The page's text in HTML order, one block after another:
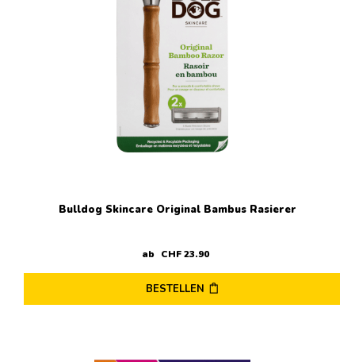
Bulldog Skincare Original Bambus Rasierer
ab CHF23.90
BESTELLEN